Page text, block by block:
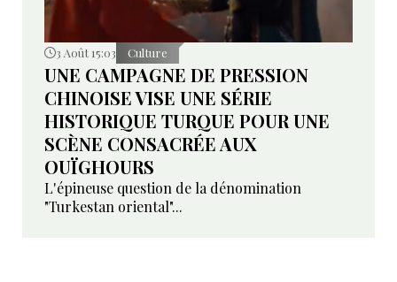
3 Août 15:03 Culture
UNE CAMPAGNE DE PRESSION
CHINOISE VISE UNE SÉRIE
HISTORIQUE TURQUE POUR UNE
SCÈNE CONSACRÉE AUX
OUÏGHOURS
L'épineuse question de la dénomination
"Turkestan oriental"...